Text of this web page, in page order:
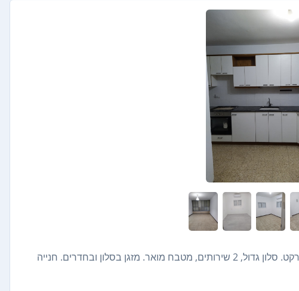
במרכז השקט, קרוב למוסדות לימוד, בתי כנסת וסופרמרקט. סלון גדול, 2 שירותים, מטבח מואר. מזגן בסלון ובחדרים. חנייה